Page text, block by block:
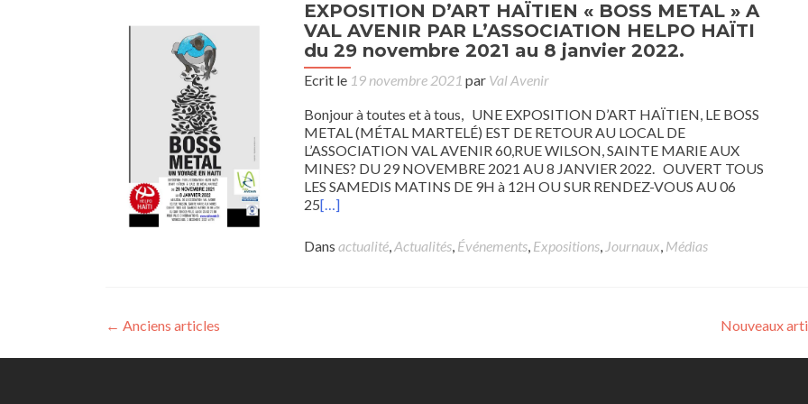
EXPOSITION D’ART HAÏTIEN « BOSS METAL » A
VAL AVENIR PAR L’ASSOCIATION HELPO HAÏTI
du 29 novembre 2021 au 8 janvier 2022.
Ecrit le 19 novembre 2021 par Val Avenir
Bonjour à toutes et à tous, UNE EXPOSITION D’ART HAÏTIEN, LE BOSS
METAL (MÉTAL MARTELÉ) EST DE RETOUR AU LOCAL DE
L’ASSOCIATION VAL AVENIR 60,RUE WILSON, SAINTE MARIE AUX
MINES? DU 29 NOVEMBRE 2021 AU 8 JANVIER 2022. OUVERT TOUS
LES SAMEDIS MATINS DE 9H à 12H OU SUR RENDEZ-VOUS AU 06
25[…]
Dans actualité Actualités Événements Expositions Journaux Médias
Posts
navigation
← Anciens articles Nouveaux